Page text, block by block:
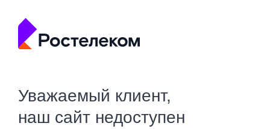
Уважаемый клиент,
наш сайт недоступен